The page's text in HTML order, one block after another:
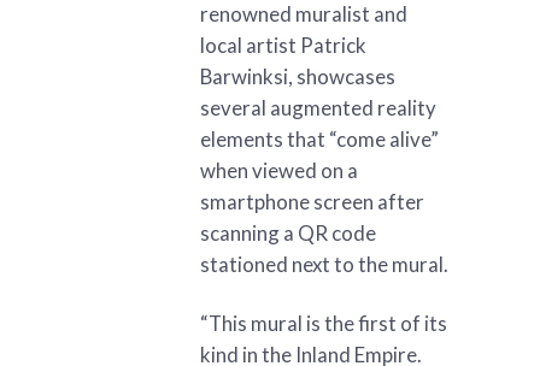
renowned muralist and
local artist Patrick
Barwinksi, showcases
several augmented reality
elements that “come alive”
when viewed on a
smartphone screen after
scanning a QR code
stationed next to the mural.
“This mural is the first of its
kind in the Inland Empire.